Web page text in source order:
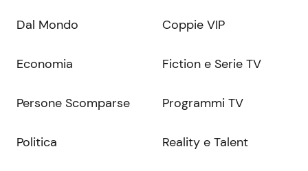
Dal Mondo
Economia
Persone Scomparse
Politica
Coppie VIP
Fiction e Serie TV
Programmi TV
Reality e Talent